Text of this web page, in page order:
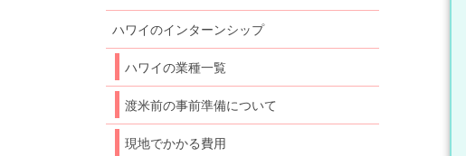
ハワイのインターンシップ
ハワイの業種一覧
渡米前の事前準備について
現地でかかる費用